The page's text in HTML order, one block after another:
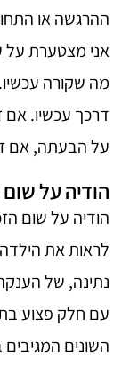
ההרגשה או
אני מצטערת
מה שקורה
דרכך עכשיו.
על הבעתה, אם
הודיה על
הודיה על שום
לראות את
נתינה, של
עם חלק פצוע
השונים המגיבים